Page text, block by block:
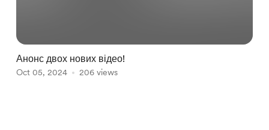
Анонс двох нових відео!
Oct 05, 2024 206 views